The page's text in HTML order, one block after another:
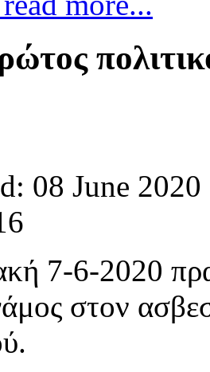
08 June 2020
7-6-2020
στον